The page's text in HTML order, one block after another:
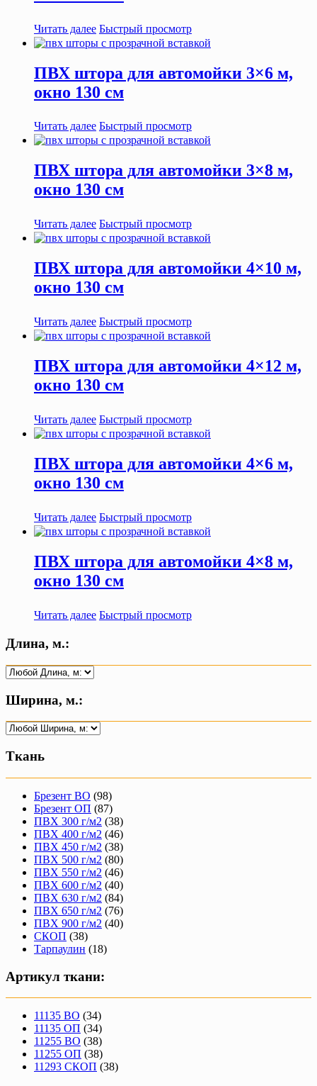
Читать далее Быстрый просмотр
ПВХ штора для автомойки 3×6 м,
окно 130 см
Читать далее Быстрый просмотр
ПВХ штора для автомойки 3×8 м,
окно 130 см
Читать далее Быстрый просмотр
ПВХ штора для автомойки 4×10 м,
окно 130 см
Читать далее Быстрый просмотр
ПВХ штора для автомойки 4×12 м,
окно 130 см
Читать далее Быстрый просмотр
ПВХ штора для автомойки 4×6 м,
окно 130 см
Читать далее Быстрый просмотр
ПВХ штора для автомойки 4×8 м,
окно 130 см
Читать далее Быстрый просмотр
Длина, м.:
Ширина, м.:
Ткань
Брезент ВО (98)
Брезент ОП (87)
ПВХ 300 г/м2 (38)
ПВХ 400 г/м2 (46)
ПВХ 450 г/м2 (38)
ПВХ 500 г/м2 (80)
ПВХ 550 г/м2 (46)
ПВХ 600 г/м2 (40)
ПВХ 630 г/м2 (84)
ПВХ 650 г/м2 (76)
ПВХ 900 г/м2 (40)
СКОП (38)
Тарпаулин (18)
Артикул ткани:
11135 ВО (34)
11135 ОП (34)
11255 ВО (38)
11255 ОП (38)
11293 СКОП (38)